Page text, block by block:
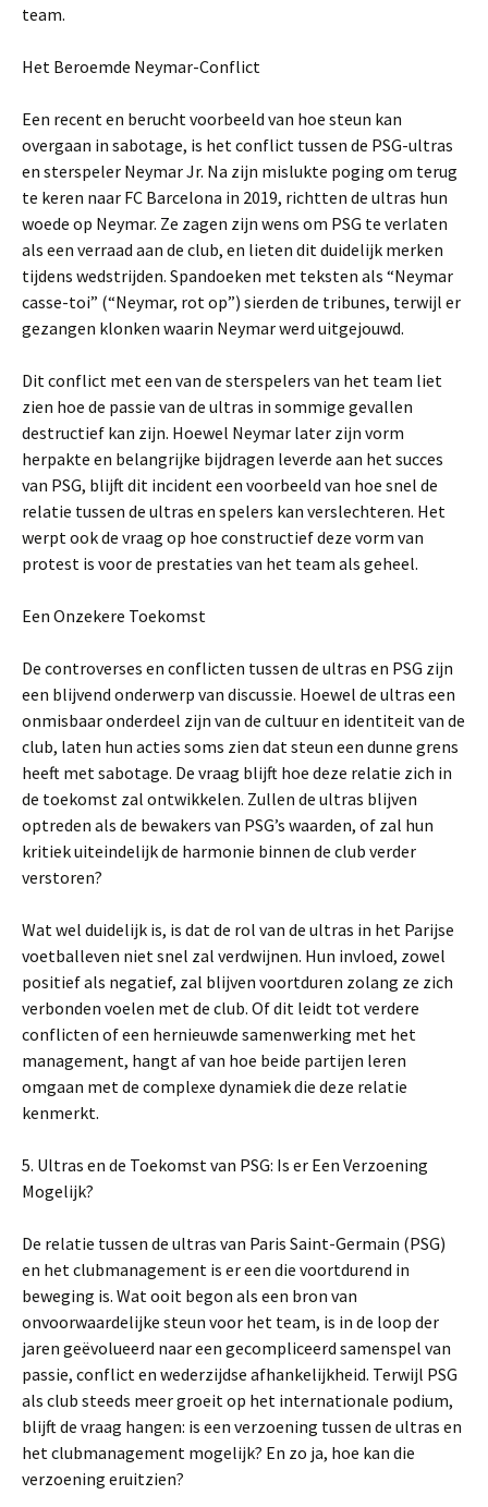
team.
Het Beroemde Neymar-Conflict
Een recent en berucht voorbeeld van hoe steun kan
overgaan in sabotage, is het conflict tussen de PSG-ultras
en sterspeler Neymar Jr. Na zijn mislukte poging om terug
te keren naar FC Barcelona in 2019, richtten de ultras hun
woede op Neymar. Ze zagen zijn wens om PSG te verlaten
als een verraad aan de club, en lieten dit duidelijk merken
tijdens wedstrijden. Spandoeken met teksten als “Neymar
casse-toi” (“Neymar, rot op”) sierden de tribunes, terwijl er
gezangen klonken waarin Neymar werd uitgejouwd.
Dit conflict met een van de sterspelers van het team liet
zien hoe de passie van de ultras in sommige gevallen
destructief kan zijn. Hoewel Neymar later zijn vorm
herpakte en belangrijke bijdragen leverde aan het succes
van PSG, blijft dit incident een voorbeeld van hoe snel de
relatie tussen de ultras en spelers kan verslechteren. Het
werpt ook de vraag op hoe constructief deze vorm van
protest is voor de prestaties van het team als geheel.
Een Onzekere Toekomst
De controverses en conflicten tussen de ultras en PSG zijn
een blijvend onderwerp van discussie. Hoewel de ultras een
onmisbaar onderdeel zijn van de cultuur en identiteit van de
club, laten hun acties soms zien dat steun een dunne grens
heeft met sabotage. De vraag blijft hoe deze relatie zich in
de toekomst zal ontwikkelen. Zullen de ultras blijven
optreden als de bewakers van PSG’s waarden, of zal hun
kritiek uiteindelijk de harmonie binnen de club verder
verstoren?
Wat wel duidelijk is, is dat de rol van de ultras in het Parijse
voetballeven niet snel zal verdwijnen. Hun invloed, zowel
positief als negatief, zal blijven voortduren zolang ze zich
verbonden voelen met de club. Of dit leidt tot verdere
conflicten of een hernieuwde samenwerking met het
management, hangt af van hoe beide partijen leren
omgaan met de complexe dynamiek die deze relatie
kenmerkt.
5. Ultras en de Toekomst van PSG: Is er Een Verzoening
Mogelijk?
De relatie tussen de ultras van Paris Saint-Germain (PSG)
en het clubmanagement is er een die voortdurend in
beweging is. Wat ooit begon als een bron van
onvoorwaardelijke steun voor het team, is in de loop der
jaren geëvolueerd naar een gecompliceerd samenspel van
passie, conflict en wederzijdse afhankelijkheid. Terwijl PSG
als club steeds meer groeit op het internationale podium,
blijft de vraag hangen: is een verzoening tussen de ultras en
het clubmanagement mogelijk? En zo ja, hoe kan die
verzoening eruitzien?